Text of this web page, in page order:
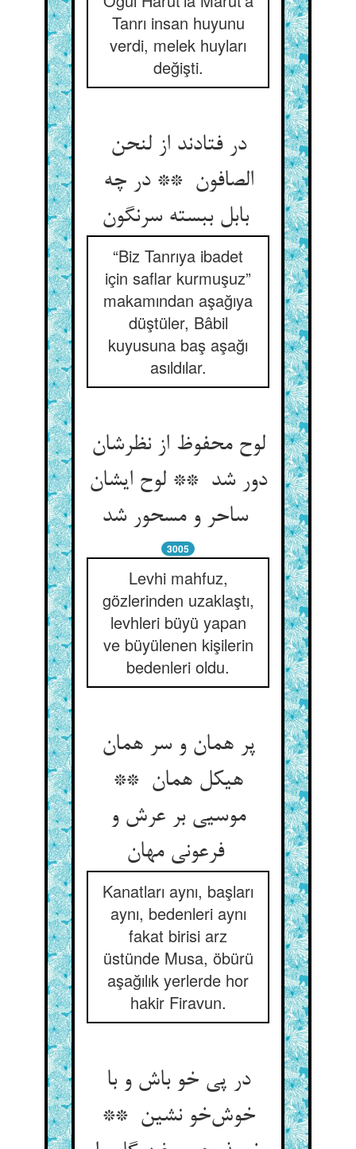
Tanrı insan huyunu
verdi, melek huyları
değişti.
در فتادند از لنحن
الصافون ** در چه
بابل ببسته سرنگون
“Biz Tanrıya ibadet
için saflar kurmuşuz”
makamından aşağıya
düştüler, Bâbil
kuyusuna baş aşağı
asıldılar.
لوح محفوظ از نظرشان
دور شد ** لوح ایشان
ساحر و مسحور شد
3005
Levhi mahfuz,
gözlerinden uzaklaştı,
levhleri büyü yapan
ve büyülenen kişilerin
bedenleri oldu.
پر همان و سر همان
هیکل همان **
موسیی بر عرش و
فرعونی مهان
Kanatları aynı, başları
aynı, bedenleri aynı
fakat birisi arz
üstünde Musa, öbürü
aşağılık yerlerde hor
hakir Firavun.
در پی خو باش و با
خوش‌خو نشین **